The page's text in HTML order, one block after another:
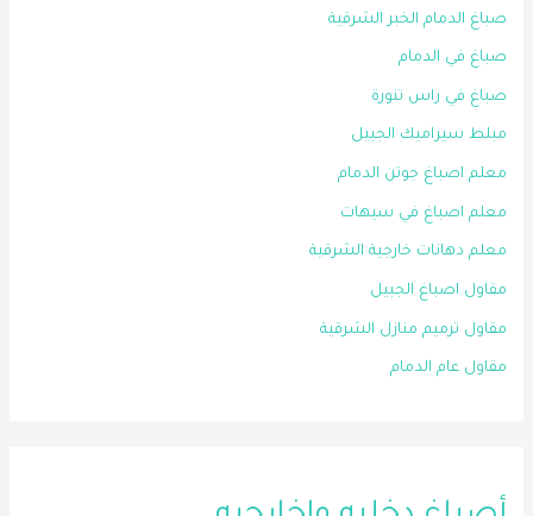
صباغ الدمام الخبر الشرقية
صباغ في الدمام
صباغ في راس تنورة
مبلط سيراميك الجبيل
معلم اصباغ جوتن الدمام
معلم اصباغ في سيهات
معلم دهانات خارجية الشرقية
مقاول اصباغ الجبيل
مقاول ترميم منازل الشرقية
مقاول عام الدمام